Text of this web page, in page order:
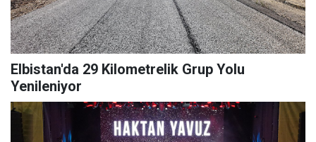
Elbistan'da 29 Kilometrelik Grup Yolu
Yenileniyor